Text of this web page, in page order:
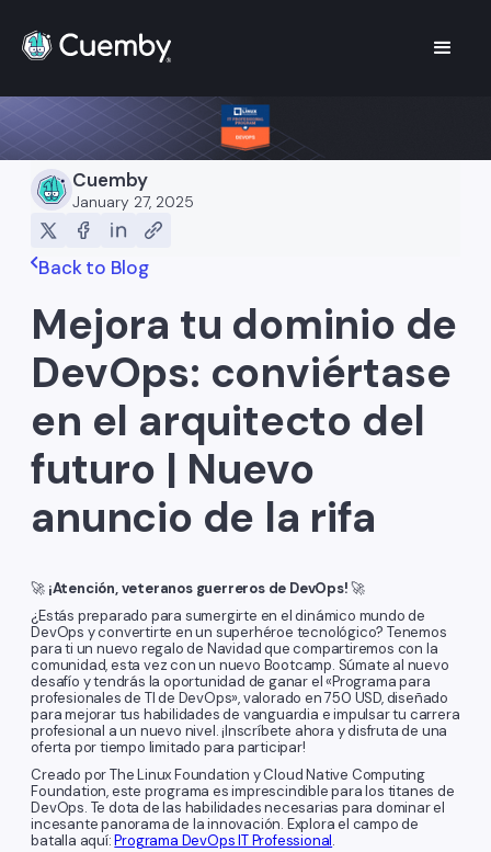
Cuemby
January 27, 2025
Back to Blog
Mejora tu dominio de
DevOps: conviértase
en el arquitecto del
futuro | Nuevo
anuncio de la rifa
🚀 ¡Atención, veteranos guerreros de DevOps!🚀
¿Estás preparado para sumergirte en el dinámico mundo de
DevOps y convertirte en un superhéroe tecnológico? Tenemos
para ti un nuevo regalo de Navidad que compartiremos con la
comunidad, esta vez con un nuevo Bootcamp. Súmate al nuevo
desafío y tendrás la oportunidad de ganar el «Programa para
profesionales de TI de DevOps», valorado en 750 USD, diseñado
para mejorar tus habilidades de vanguardia e impulsar tu carrera
profesional a un nuevo nivel. ¡Inscríbete ahora y disfruta de una
oferta por tiempo limitado para participar!
Creado por The Linux Foundation y Cloud Native Computing
Foundation, este programa es imprescindible para los titanes de
DevOps. Te dota de las habilidades necesarias para dominar el
incesante panorama de la innovación. Explora el campo de
batalla aquí:Programa DevOps IT Professional.